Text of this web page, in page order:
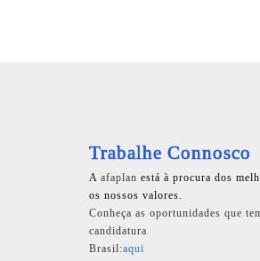
Trabalhe Connosco
A afaplan está à procura dos
os nossos valores.
Conheça as oportunidades que
candidatura
Brasil:aqui